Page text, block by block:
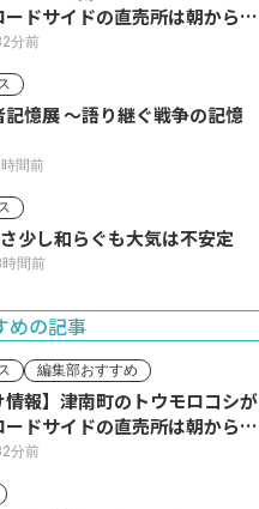
ドサイドの直売所は朝から長
分前
憶展 ～語り継ぐ戦争の記憶
間前
土)以降 暑さ少し和らぐも大気は不安定
間前
めの記事
編集部おすすめ
情報】津南町のトウモロコシが
ドサイドの直売所は朝から長
分前